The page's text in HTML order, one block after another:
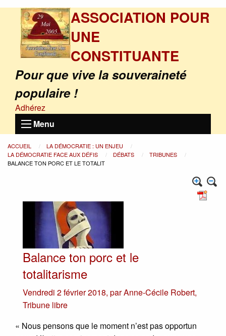
ASSOCIATION POUR
UNE
CONSTITUANTE
Pour que vive la souveraineté
populaire !
Adhérez
Menu
ACCUEIL
LA DÉMOCRATIE : UN ENJEU
LA DÉMOCRATIE FACE AUX DÉFIS
DÉBATS
TRIBUNES
BALANCE TON PORC ET LE TOTALIT
Balance ton porc et le
totalitarisme
Vendredi 2 février 2018, parAnne-Cécile Robert,
Tribune libre
« Nous pensons que le moment n’est pas opportun